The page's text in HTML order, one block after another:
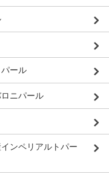
ール
ニパール
ンペリアルトパー